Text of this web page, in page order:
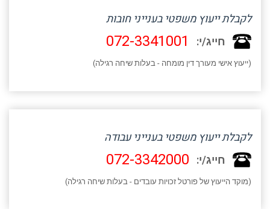
לקבלת ייעוץ משפטי בענייני חובות
חייג/י: 072-3341001
(ייעוץ אישי מעורך דין מומחה - בעלות שיחה רגילה)
לקבלת ייעוץ משפטי בענייני עבודה
חייג/י: 072-3342000
(מוקד הייעוץ של פורטל זכויות עובדים - בעלות שיחה רגילה)